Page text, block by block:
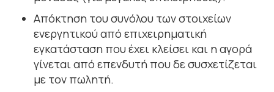
Απόκτηση του συνόλου των στοιχείων
ενεργητικού από επιχειρηματική
εγκατάσταση που έχει κλείσει και η αγορά
γίνεται από επενδυτή που δε συσχετίζεται
με τον πωλητή.